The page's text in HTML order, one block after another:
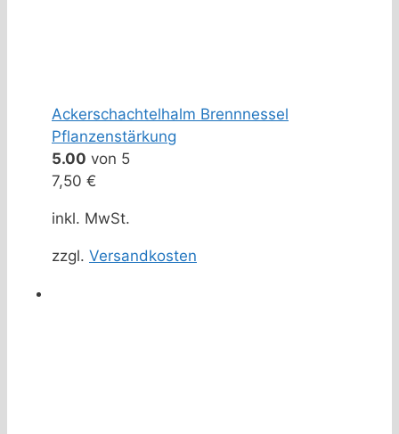
Ackerschachtelhalm Brennnessel
Pflanzenstärkung
5.00 von 5
7,50 €
inkl. MwSt.
zzgl. Versandkosten